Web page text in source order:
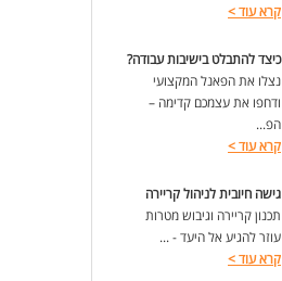
קרא עוד>
כיצד להתבלט בישיבות עבודה?
נצלו את הפאנל המקצועי
ודחפו את עצמכם קדימה –
הפ...
קרא עוד>
גישה חיובית לניהול קריירה
תכנון קריירה וגיבוש מטרות
עוזר להגיע אל היעד - ...
קרא עוד>